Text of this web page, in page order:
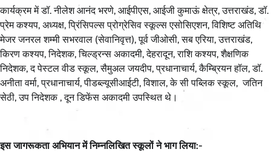
कार्यक्रम में डॉ. नीलेश आनंद भरणे, आईपीएस, आईजी कुमाऊं क्षेत्र, उत्तराखंड, डॉ.
प्रेम कश्यप, अध्यक्ष, प्रिंसिपल्स प्रोग्रेसिव स्कूल्स एसोसिएशन, विशिष्ट अतिथि
मेजर जनरल शम्मी सभरवाल (सेवानिवृत्त), पूर्व जीओसी, सब एरिया, उत्तराखंड,
किरण कश्यप, निदेशक, चिल्ड्रन्स अकादमी, देहरादून, राशि कश्यप, शैक्षणिक
निदेशक, द पेस्टल वीड स्कूल, सैमुअल जयदीप, प्रधानाचार्य, कैम्ब्रियन हॉल, डॉ.
अनीता वर्मा, प्रधानाचार्य, पीडब्ल्यूसीआईटी, विशाल, के सी पब्लिक स्कूल, जतिन
सेठी, उप निदेशक , दून डिफेंस अकादमी उपस्थित थे।
इस जागरूकता अभियान में निम्नलिखित स्कूलों ने भाग लिया:-